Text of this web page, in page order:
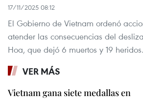
17/11/2025 08:12
El Gobierno de Vietnam ordenó
atender las consecuencias del
Hoa, que dejó 6 muertos y 19 heridos.
VER MÁS
Vietnam gana siete medallas en